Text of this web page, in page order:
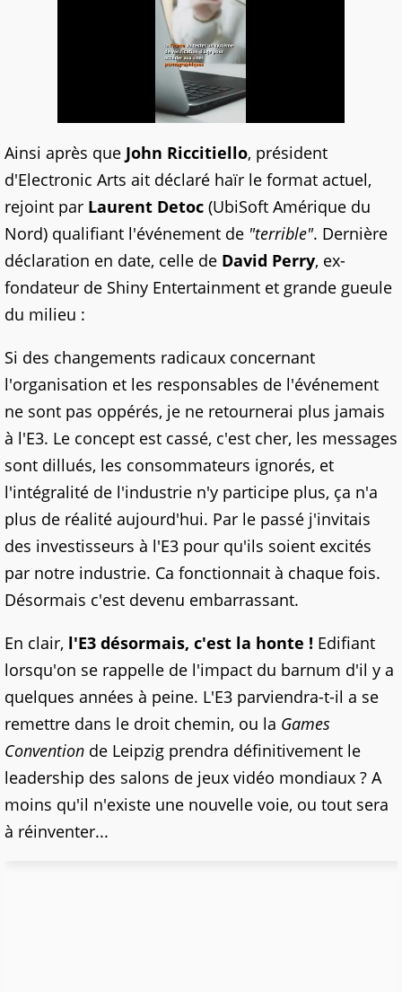
Ainsi après que John Riccitiello, président
d'Electronic Arts ait déclaré haïr le format actuel,
rejoint par Laurent Detoc (UbiSoft Amérique du
Nord) qualifiant l'événement de "terrible". Dernière
déclaration en date, celle de David Perry, ex-
fondateur de Shiny Entertainment et grande gueule
du milieu :
Si des changements radicaux concernant
l'organisation et les responsables de l'événement
ne sont pas oppérés, je ne retournerai plus jamais
à l'E3. Le concept est cassé, c'est cher, les messages
sont dillués, les consommateurs ignorés, et
l'intégralité de l'industrie n'y participe plus, ça n'a
plus de réalité aujourd'hui. Par le passé j'invitais
des investisseurs à l'E3 pour qu'ils soient excités
par notre industrie. Ca fonctionnait à chaque fois.
Désormais c'est devenu embarrassant.
En clair, l'E3 désormais, c'est la honte ! Edifiant
lorsqu'on se rappelle de l'impact du barnum d'il y a
quelques années à peine. L'E3 parviendra-t-il a se
remettre dans le droit chemin, ou la Games
Convention de Leipzig prendra définitivement le
leadership des salons de jeux vidéo mondiaux ? A
moins qu'il n'existe une nouvelle voie, ou tout sera
à réinventer...